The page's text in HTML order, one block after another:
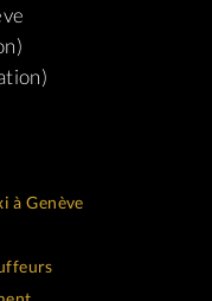
à Genève